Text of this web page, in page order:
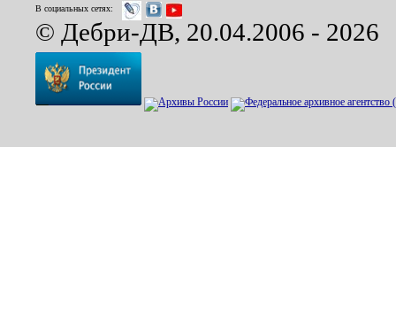
В социальных сетях:
© Дебри-ДВ, 20.04.2006 - 2026